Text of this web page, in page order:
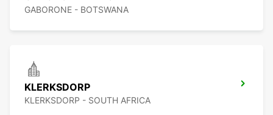
GABORONE - BOTSWANA
KLERKSDORP
KLERKSDORP - SOUTH AFRICA